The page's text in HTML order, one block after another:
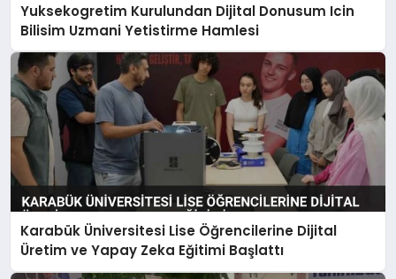
Yuksekogretim Kurulundan Dijital Donusum Icin
Bilisim Uzmani Yetistirme Hamlesi
Karabük Üniversitesi Lise Öğrencilerine Dijital
Üretim ve Yapay Zeka Eğitimi Başlattı